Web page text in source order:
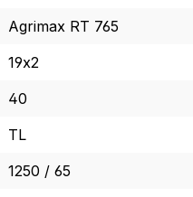
Agrimax RT 765
19x2
40
TL
1250 / 65